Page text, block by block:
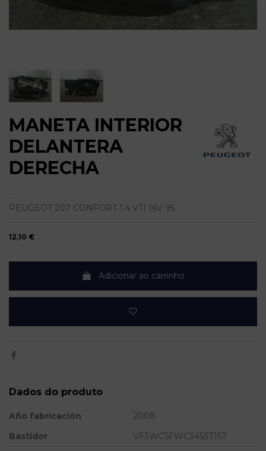
MANETA INTERIOR
DELANTERA
DERECHA
PEUGEOT 207 CONFORT 1.4 VTI 16V 95
12,10 €
Adicionar ao carrinho
Dados do produto
Año fabricación
2008
Bastidor
VF3WC5FWC34537157